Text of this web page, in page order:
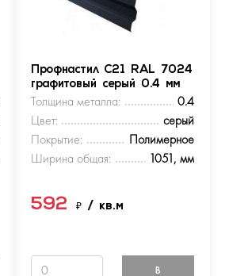
Профнастил С21 RAL 7024
графитовый серый 0.4 мм
Толщина металла:
0.4
Цвет:
серый
Покрытие:
Полимерное
Ширина общая:
1051, мм
592 ₽ / кв.м
В